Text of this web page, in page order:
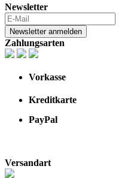
Newsletter
Newsletter anmelden
Zahlungsarten
Vorkasse
Kreditkarte
PayPal
Versandart